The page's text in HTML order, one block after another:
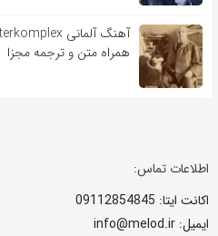
همراه متن و ترجمه مجزا
اطلاعات تماس:
اکانت ایتا: 09112854845
ایمیل: info@melod.ir